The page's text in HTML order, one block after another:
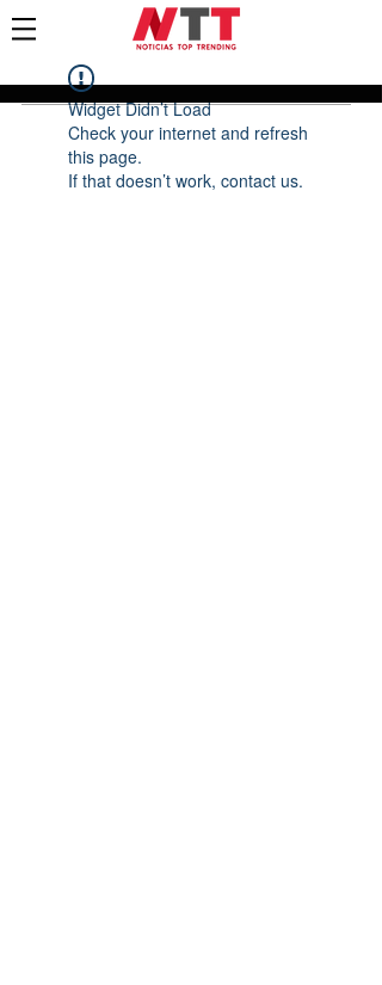
Widget Didn’t Load
Check your internet and refresh
this page.
If that doesn’t work, contact us.